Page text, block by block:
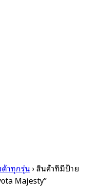
าทุกรุ่น›สินค้าที่มีป้าย
Majesty”